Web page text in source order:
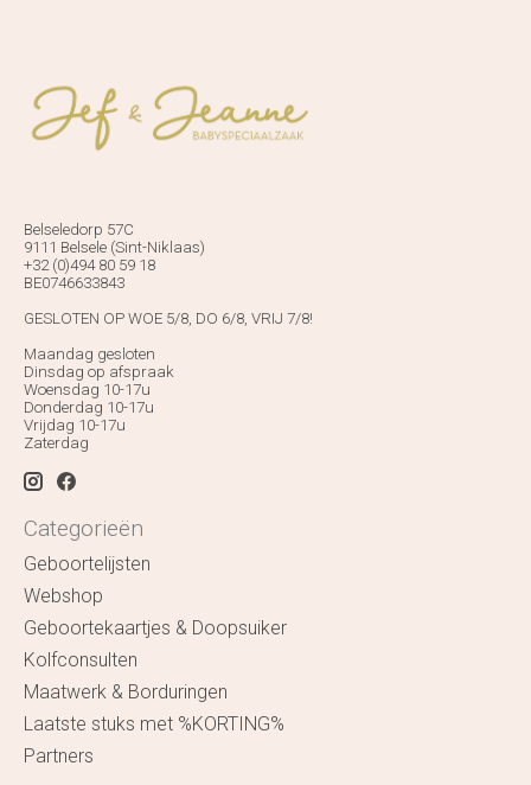
Belseledorp 57C
9111 Belsele (Sint-Niklaas)
+32 (0)494 80 59 18
BE0746633843
GESLOTEN OP WOE 5/8, DO 6/8, VRIJ 7/8!
Maandag gesloten
Dinsdag op afspraak
Woensdag 10-17u
Donderdag 10-17u
Vrijdag 10-17u
Zaterdag
Categorieën
Geboortelijsten
Webshop
Geboortekaartjes & Doopsuiker
Kolfconsulten
Maatwerk & Borduringen
Laatste stuks met %KORTING%
Partners